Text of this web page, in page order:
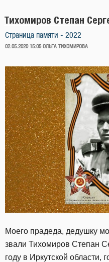
Тихомиров Степан
Страница памяти - 2022
ОПУБЛИКОВАНО
02.05.2020 15:05 ОЛЬГА ТИХОМИРОВА
Моего прадеда, дедушку
звали Тихомиров Степан
году в Иркутской области,